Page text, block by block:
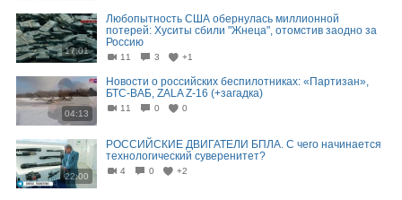
17:01
Любопытность США обернулась миллионной
потерей: Хуситы сбили "Жнеца", отомстив заодно за
Россию
11 3 +1
04:13
Новости о российских беспилотниках: «Партизан»,
БТС-ВАБ, ZALA Z-16 (+загадка)
11 0 0
22:00
РОССИЙСКИЕ ДВИГАТЕЛИ БПЛА. С чего начинается
технологический суверенитет?
4 0 +2